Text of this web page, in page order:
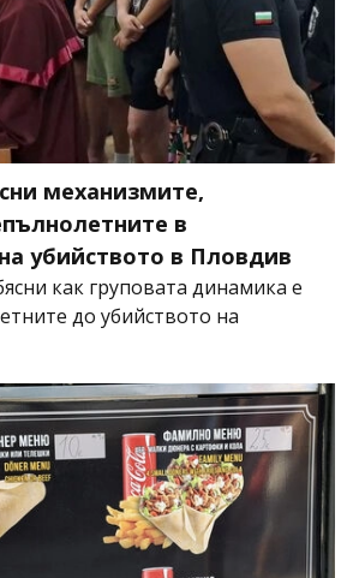
механизмите,
в
убийството в Пловдив
как груповата динамика е
до убийството на